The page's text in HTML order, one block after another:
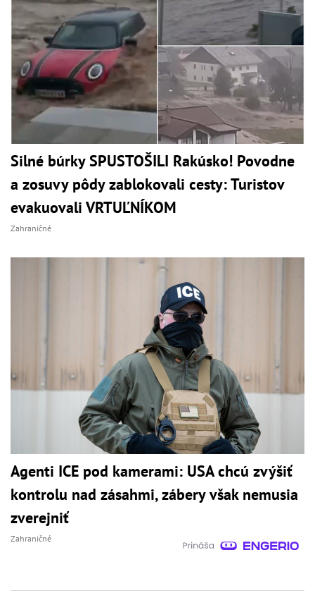
Silné búrky SPUSTOŠILI Rakúsko! Povodne
a zosuvy pôdy zablokovali cesty: Turistov
evakuovali VRTUĽNÍKOM
Zahraničné
Agenti ICE pod kamerami: USA chcú zvýšiť
kontrolu nad zásahmi, zábery však nemusia
zverejniť
Zahraničné